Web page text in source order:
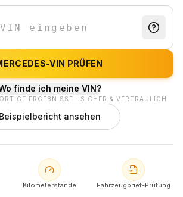
VIN PRÜFEN
finde ich meine VIN?
ERGEBNISSE · SICHER & VERTRAULICH
Beispielbericht ansehen
Kilometerstände Fahrzeugbrief-Prüfung